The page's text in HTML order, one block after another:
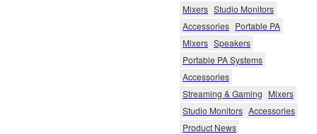
Mixers Studio Monitors
Accessories Portable PA
Mixers Speakers
Portable PA Systems
Accessories
Streaming & Gaming Mixers
Studio Monitors Accessories
Product News